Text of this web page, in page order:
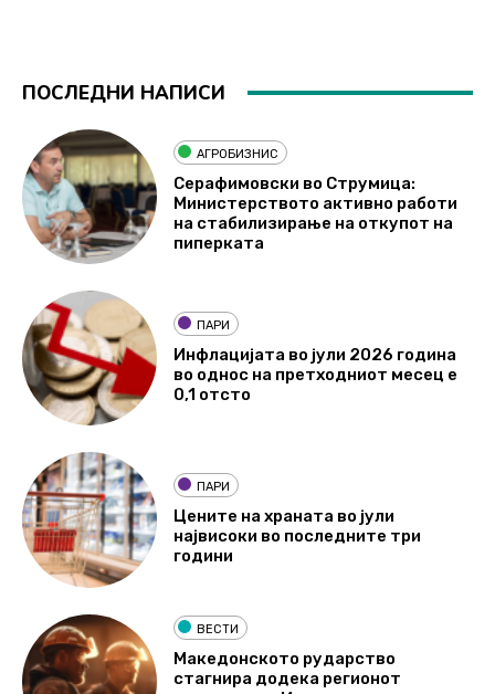
ПОСЛЕДНИ НАПИСИ
АГРОБИЗНИС
Серафимовски во Струмица:
Министерството активно работи
на стабилизирање на откупот на
пиперката
ПАРИ
Инфлацијата во јули 2026 година
во однос на претходниот месец е
0,1 отсто
ПАРИ
Цените на храната во јули
највисоки во последните три
години
ВЕСТИ
Македонското рударство
стагнира додека регионот